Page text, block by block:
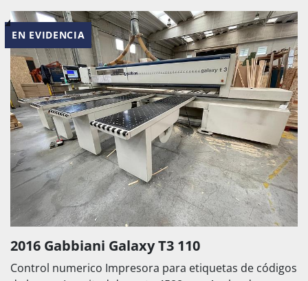
EN EVIDENCIA
2016 Gabbiani Galaxy T3 110
Control numerico Impresora para etiquetas de códigos